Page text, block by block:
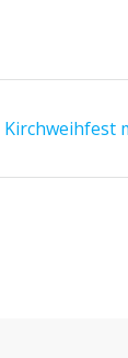
Next
Kirchweihfest